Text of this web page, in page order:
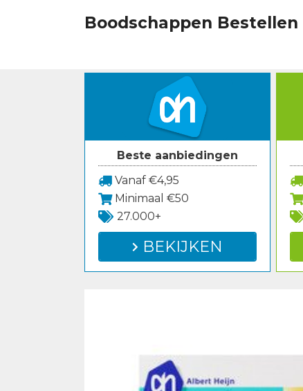
Boodschappen Bestellen
Beste aanbiedingen
Vanaf €4,95
Minimaal €50
27.000+
BEKIJKEN